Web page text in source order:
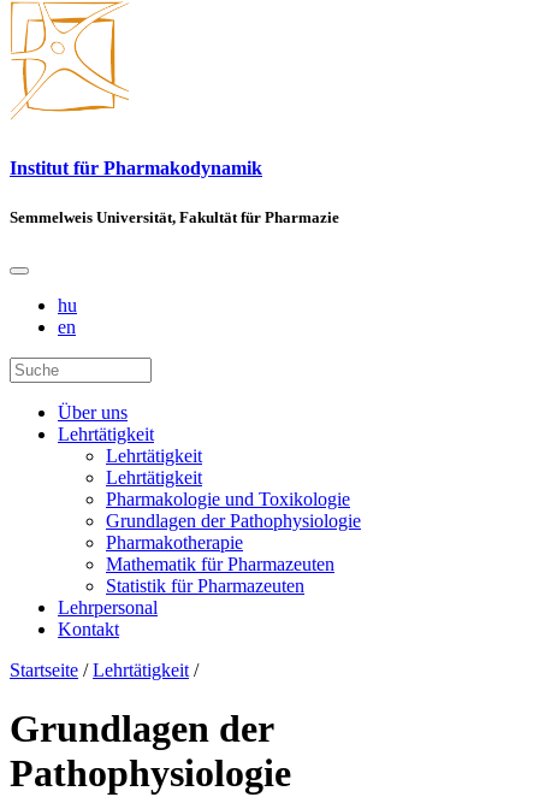
Institut für Pharmakodynamik
Semmelweis Universität, Fakultät für Pharmazie
hu
en
Über uns
Lehrtätigkeit
Lehrtätigkeit
Lehrtätigkeit
Pharmakologie und Toxikologie
Grundlagen der Pathophysiologie
Pharmakotherapie
Mathematik für Pharmazeuten
Statistik für Pharmazeuten
Lehrpersonal
Kontakt
Startseite / Lehrtätigkeit /
Grundlagen der
Pathophysiologie